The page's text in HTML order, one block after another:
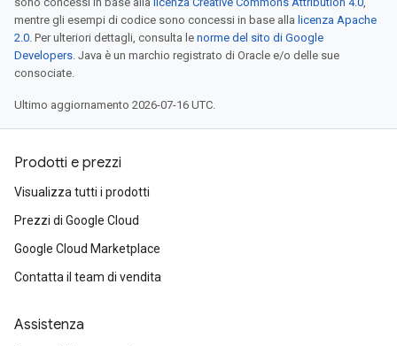
mentre gli esempi di codice sono concessi in base alla licenza Apache
2.0. Per ulteriori dettagli, consulta le norme del sito di Google
Developers. Java è un marchio registrato di Oracle e/o delle sue
consociate.
Ultimo aggiornamento 2026-07-16 UTC.
Prodotti e prezzi
Visualizza tutti i prodotti
Prezzi di Google Cloud
Google Cloud Marketplace
Contatta il team di vendita
Assistenza